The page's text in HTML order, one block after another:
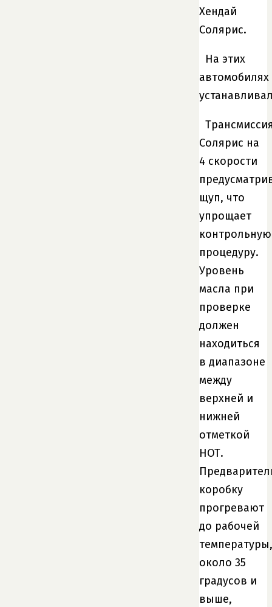
Хендай
Солярис.
На этих
автомобилях
Солярис на
4 скорости
щуп, что
упрощает
контрольную
процедуру.
Уровень
масла при
проверке
должен
находиться
в диапазоне
между
верхней и
нижней
отметкой
НОТ.
коробку
прогревают
до рабочей
температуры,
около 35
градусов и
выше,